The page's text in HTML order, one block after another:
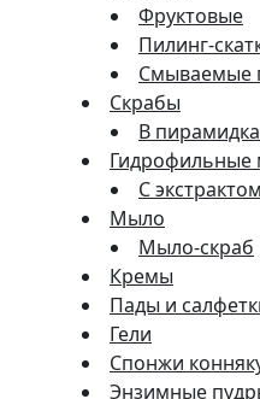
Фруктовые
Пилинг-
Смываемые
Скрабы
В
Гидрофильные
С
Мыло
Мыло-скраб
Кремы
Пады и
Гели
Спонжи
Энзимные